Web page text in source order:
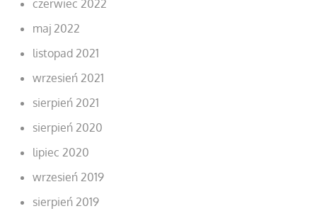
czerwiec 2022
maj 2022
listopad 2021
wrzesień 2021
sierpień 2021
sierpień 2020
lipiec 2020
wrzesień 2019
sierpień 2019